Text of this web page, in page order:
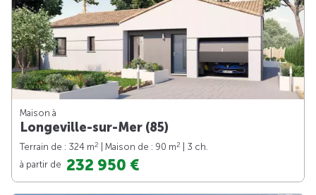
Maison à
Longeville-sur-Mer (85)
Terrain de : 324 m2 | Maison de : 90 m2
| 3 ch.
à partir de 232 950 €